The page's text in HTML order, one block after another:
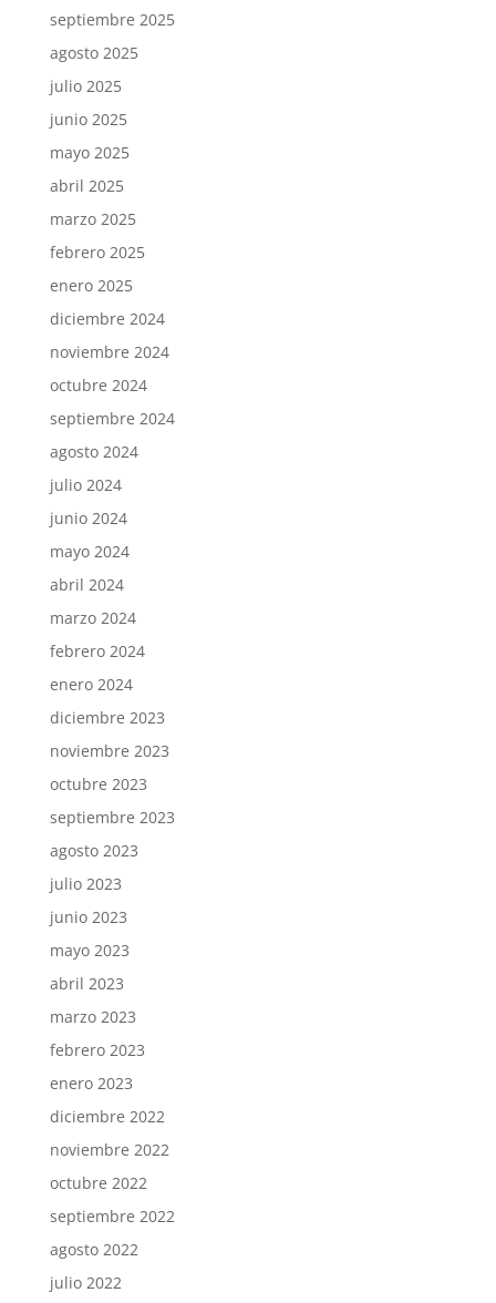
septiembre 2025
agosto 2025
julio 2025
junio 2025
mayo 2025
abril 2025
marzo 2025
febrero 2025
enero 2025
diciembre 2024
noviembre 2024
octubre 2024
septiembre 2024
agosto 2024
julio 2024
junio 2024
mayo 2024
abril 2024
marzo 2024
febrero 2024
enero 2024
diciembre 2023
noviembre 2023
octubre 2023
septiembre 2023
agosto 2023
julio 2023
junio 2023
mayo 2023
abril 2023
marzo 2023
febrero 2023
enero 2023
diciembre 2022
noviembre 2022
octubre 2022
septiembre 2022
agosto 2022
julio 2022